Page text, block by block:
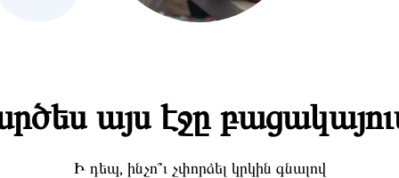
այս էջը
Ի դեպ, ինչո՞ւ չփորձել կրկին գնալով